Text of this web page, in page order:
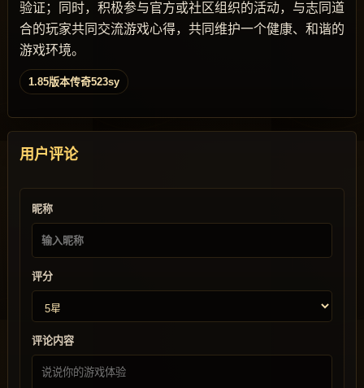
验证；同时，积极参与官方或社区组织的活动，与志同道
合的玩家共同交流游戏心得，共同维护一个健康、和谐的
游戏环境。
1.85版本传奇523sy
用户评论
昵称
评分
评论内容